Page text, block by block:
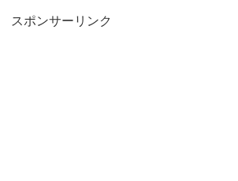
スポンサーリンク